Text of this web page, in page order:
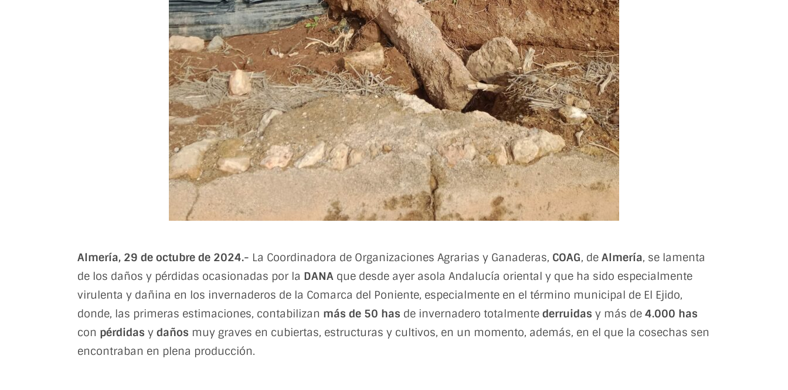
Almería, 29 de octubre de 2024.- La Coordinadora de Organizaciones Agrarias y Ganaderas, COAG, de Almería, se lamenta
de los daños y pérdidas ocasionadas por la DANA que desde ayer asola Andalucía oriental y que ha sido especialmente
virulenta y dañina en los invernaderos de la Comarca del Poniente, especialmente en el término municipal de El Ejido,
donde, las primeras estimaciones, contabilizan más de 50 has de invernadero totalmente derruidas y más de 4.000 has
con pérdidas y daños muy graves en cubiertas, estructuras y cultivos, en un momento, además, en el que la cosechas sen
encontraban en plena producción.